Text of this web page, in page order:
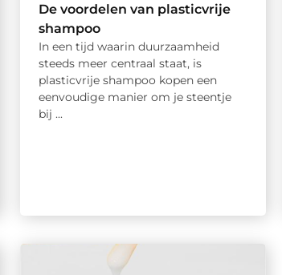
De voordelen van plasticvrije
shampoo
In een tijd waarin duurzaamheid
steeds meer centraal staat, is
plasticvrije shampoo kopen een
eenvoudige manier om je steentje
bij ...